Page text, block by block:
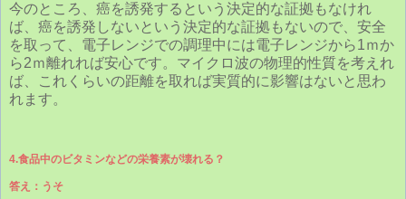
今のところ、癌を誘発するという決定的な証拠もなけれ
ば、癌を誘発しないという決定的な証拠もないので、安全
を取って、電子レンジでの調理中には電子レンジから1ｍか
ら2ｍ離れれば安心です。マイクロ波の物理的性質を考えれ
ば、これくらいの距離を取れば実質的に影響はないと思わ
れます。
4.食品中のビタミンなどの栄養素が壊れる？
答え：うそ